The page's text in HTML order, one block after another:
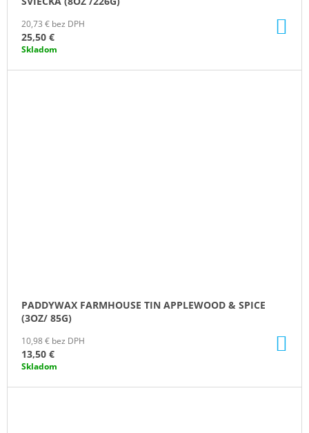
20,73 € bez DPH
25,50 €
Skladom
PADDYWAX FARMHOUSE TIN APPLEWOOD & SPICE
(3OZ/ 85G)
10,98 € bez DPH
13,50 €
Skladom